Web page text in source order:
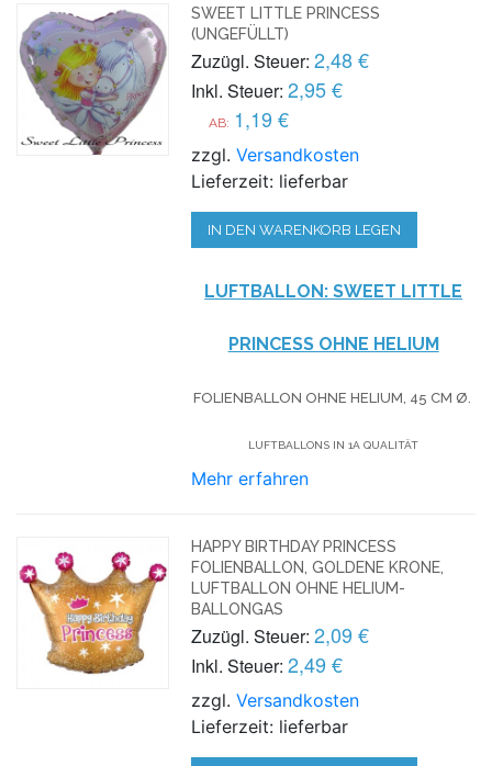
SWEET LITTLE PRINCESS
(UNGEFÜLLT)
Zuzügl. Steuer: 2,48 €
Inkl. Steuer: 2,95 €
AB: 1,19 €
zzgl.Versandkosten
Lieferzeit: lieferbar
IN DEN WARENKORB LEGEN
LUFTBALLON: SWEET LITTLE
PRINCESS OHNE HELIUM
FOLIENBALLON OHNE HELIUM, 45 CM Ø.
LUFTBALLONS IN 1A QUALITÄT
Mehr erfahren
HAPPY BIRTHDAY PRINCESS
FOLIENBALLON, GOLDENE KRONE,
LUFTBALLON OHNE HELIUM-
BALLONGAS
Zuzügl. Steuer: 2,09 €
Inkl. Steuer: 2,49 €
zzgl.Versandkosten
Lieferzeit: lieferbar